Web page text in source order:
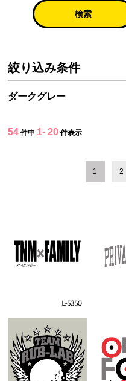
検索
絞り込み条件
ダークグレー
54 件中 1- 20 件表示
1 2